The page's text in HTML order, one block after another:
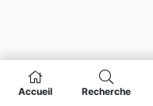
Accueil Recherche